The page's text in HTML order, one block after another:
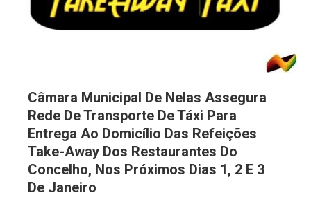
Câmara Municipal De Nelas Assegura
Rede De Transporte De Táxi Para
Entrega Ao Domicílio Das Refeições
Take-Away Dos Restaurantes Do
Concelho, Nos Próximos Dias 1, 2 E 3
De Janeiro